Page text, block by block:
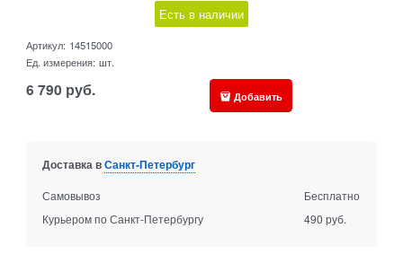
Есть в наличии
Артикул: 14515000
Ед. измерения: шт.
6 790 руб. Добавить
Доставка вСанкт-Петербург
Самовывоз
Бесплатно
Курьером по Санкт-Петербургу
490 руб.